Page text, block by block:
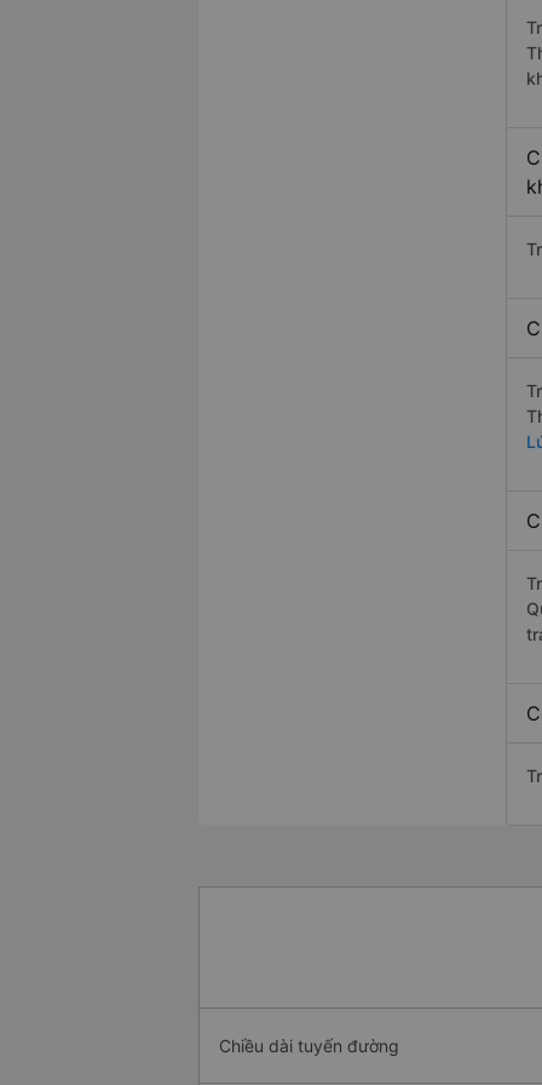
Chiều dài tuyến đường